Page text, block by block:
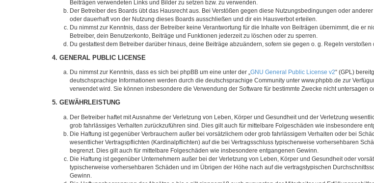
Beiträgen verwendeten Links und Bilder zu setzen bzw. zu verwenden.
Der Betreiber des Boards übt das Hausrecht aus. Bei Verstößen gegen diese Nutzungsbedingungen oder
oder dauerhaft von der Nutzung dieses Boards ausschließen und dir ein Hausverbot erteilen.
Du nimmst zur Kenntnis, dass der Betreiber keine Verantwortung für die Inhalte von Beiträgen übernimmt, die er
Betreiber, dein Benutzerkonto, Beiträge und Funktionen jederzeit zu löschen oder zu sperren.
Du gestattest dem Betreiber darüber hinaus, deine Beiträge abzuändern, sofern sie gegen o. g. Regeln
4. GENERAL PUBLIC LICENSE
Du nimmst zur Kenntnis, dass es sich bei phpBB um eine unter der „GNU General Public License v2“ (GPL)
deutschsprachige Informationen werden durch die deutschsprachige Community unter www.phpbb.de zur
verwendet wird. Sie können insbesondere die Verwendung der Software für bestimmte Zwecke nicht untersagen
5. GEWÄHRLEISTUNG
Der Betreiber haftet mit Ausnahme der Verletzung von Leben, Körper und Gesundheit und der Verletzung
grob fahrlässiges Verhalten zurückzuführen sind. Dies gilt auch für mittelbare Folgeschäden wie insbesondere
Die Haftung ist gegenüber Verbrauchern außer bei vorsätzlichem oder grob fahrlässigem Verhalten oder bei
wesentlicher Vertragspflichten (Kardinalpflichten) auf die bei Vertragsschluss typischerweise vorhersehbaren
begrenzt. Dies gilt auch für mittelbare Folgeschäden wie insbesondere entgangenen Gewinn.
Die Haftung ist gegenüber Unternehmern außer bei der Verletzung von Leben, Körper und Gesundheit oder
typischerweise vorhersehbaren Schäden und im Übrigen der Höhe nach auf die vertragstypischen
Gewinn.